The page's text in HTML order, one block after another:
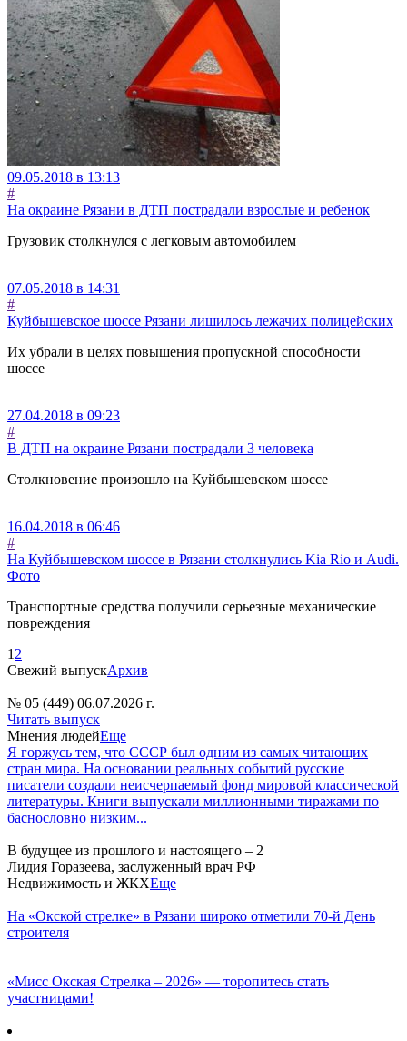
09.05.2018 в 13:13
#
На окраине Рязани в ДТП пострадали взрослые и ребенок
Грузовик столкнулся с легковым автомобилем
07.05.2018 в 14:31
#
Куйбышевское шоссе Рязани лишилось лежачих полицейских
Их убрали в целях повышения пропускной способности
шоссе
27.04.2018 в 09:23
#
В ДТП на окраине Рязани пострадали 3 человека
Столкновение произошло на Куйбышевском шоссе
16.04.2018 в 06:46
#
На Куйбышевском шоссе в Рязани столкнулись Kia Rio и Audi.
Фото
Транспортные средства получили серьезные механические
повреждения
1 2
Свежий выпускАрхив
№ 05 (449) 06.07.2026 г.
Читать выпуск
Мнения людейЕще
Я горжусь тем, что СССР был одним из самых читающих
стран мира. На основании реальных событий русские
писатели создали неисчерпаемый фонд мировой классической
литературы. Книги выпускали миллионными тиражами по
баснословно низким...
В будущее из прошлого и настоящего – 2
Лидия Горазеева, заслуженный врач РФ
Недвижимость и ЖКХЕще
На «Окской стрелке» в Рязани широко отметили 70-й День
строителя
«Мисс Окская Стрелка – 2026» — торопитесь стать
участницами!